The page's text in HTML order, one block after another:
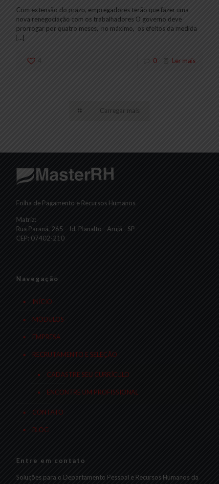
Com extensão do prazo, empregadores terão que fazer uma
nova renegociação com os trabalhadores O governo deve
prorrogar por quatro meses, no máximo, os efeitos da medida
[…]
4 0 Ler mais
Carregar mais
Folha de Pagamento e Recursos Humanos
Matriz:
Rua Paraná, 265 - Jd. Planalto - Arujá - SP
CEP: 07402-210
Navegação
INÍCIO
MÓDULOS
EMPRESA
RECRUTAMENTO E SELEÇÃO
CADASTRE SEU CURRÍCULO
ENCONTRE UM PROFISSIONAL
CONTATO
BLOG
Entre em contato
Soluções para o Departamento Pessoal e Recursos Humanos da